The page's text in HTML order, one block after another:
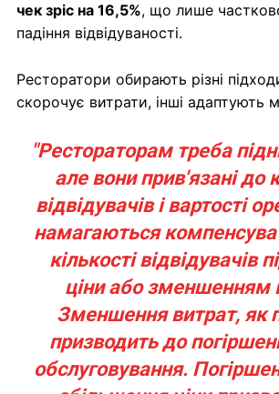
чек зріс на 16,5%, що лише
падіння відвідуваності.
Ресторатори обирають різні
скорочує витрати, інші адаптують
"Рестораторам треба
але вони прив'язані до
відвідувачів і вартості
намагаються
кількості відвідувачів
ціни або зменшенням
Зменшення витрат, як
призводить до
обслуговування.